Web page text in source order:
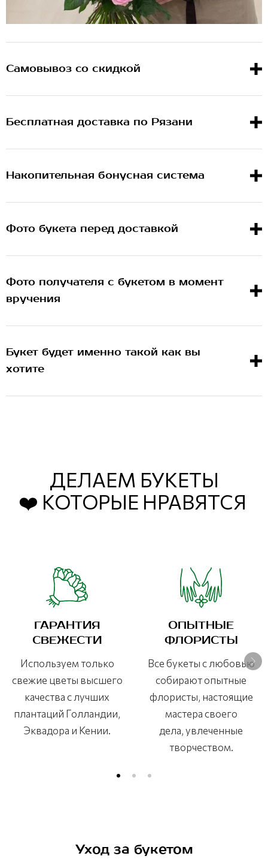
Самовывоз со скидкой
Бесплатная доставка по Рязани
Накопительная бонусная система
Фото букета перед доставкой
Фото получателя с букетом в момент
вручения
Букет будет именно такой как вы
хотите
ДЕЛАЕМ БУКЕТЫ
❤️ КОТОРЫЕ НРАВЯТСЯ
ГАРАНТИЯ
СВЕЖЕСТИ
Используем только
свежие цветы высшего
качества с лучших
плантаций Голландии,
Эквадора и Кении.
ОПЫТНЫЕ
ФЛОРИСТЫ
Все букеты с любовью
собирают опытные
флористы, настоящие
мастера своего
дела, увлеченные
творчеством.
Уход за букетом